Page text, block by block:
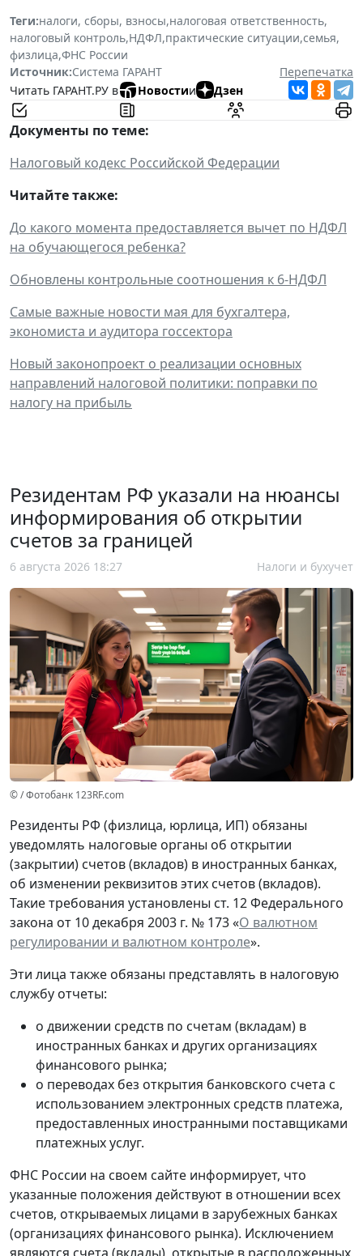
Теги:налоги, сборы, взносы,налоговая ответственность,
налоговый контроль,НДФЛ,практические ситуации,семья,
физлица,ФНС России
Источник:Система ГАРАНТ
Перепечатка
Читать ГАРАНТ.РУ в
Новостии Дзен
Документы по теме:
Налоговый кодекс Российской Федерации
Читайте также:
До какого момента предоставляется вычет по НДФЛ
на обучающегося ребенка?
Обновлены контрольные соотношения к 6-НДФЛ
Самые важные новости мая для бухгалтера,
экономиста и аудитора госсектора
Новый законопроект о реализации основных
направлений налоговой политики: поправки по
налогу на прибыль
Резидентам РФ указали на нюансы
информирования об открытии
счетов за границей
6 августа 2026 18:27 Налоги и бухучет
© / Фотобанк 123RF.com
Резиденты РФ (физлица, юрлица, ИП) обязаны
уведомлять налоговые органы об открытии
(закрытии) счетов (вкладов) в иностранных банках,
об изменении реквизитов этих счетов (вкладов).
Такие требования установлены ст. 12 Федерального
закона от 10 декабря 2003 г. № 173 «О валютном
регулировании и валютном контроле».
Эти лица также обязаны представлять в налоговую
службу отчеты:
о движении средств по счетам (вкладам) в
иностранных банках и других организациях
финансового рынка;
о переводах без открытия банковского счета с
использованием электронных средств платежа,
предоставленных иностранными поставщиками
платежных услуг.
ФНС России на своем сайте информирует, что
указанные положения действуют в отношении всех
счетов, открываемых лицами в зарубежных банках
(организациях финансового рынка). Исключением
являются счета (вклады), открытые в расположенных